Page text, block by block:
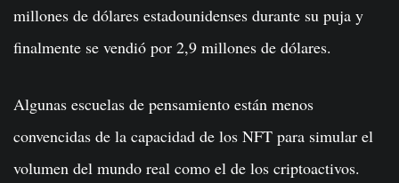
millones de dólares estadounidenses durante su puja y
finalmente se vendió por 2,9 millones de dólares.
Algunas escuelas de pensamiento están menos
convencidas de la capacidad de los NFT para simular el
volumen del mundo real como el de los criptoactivos.